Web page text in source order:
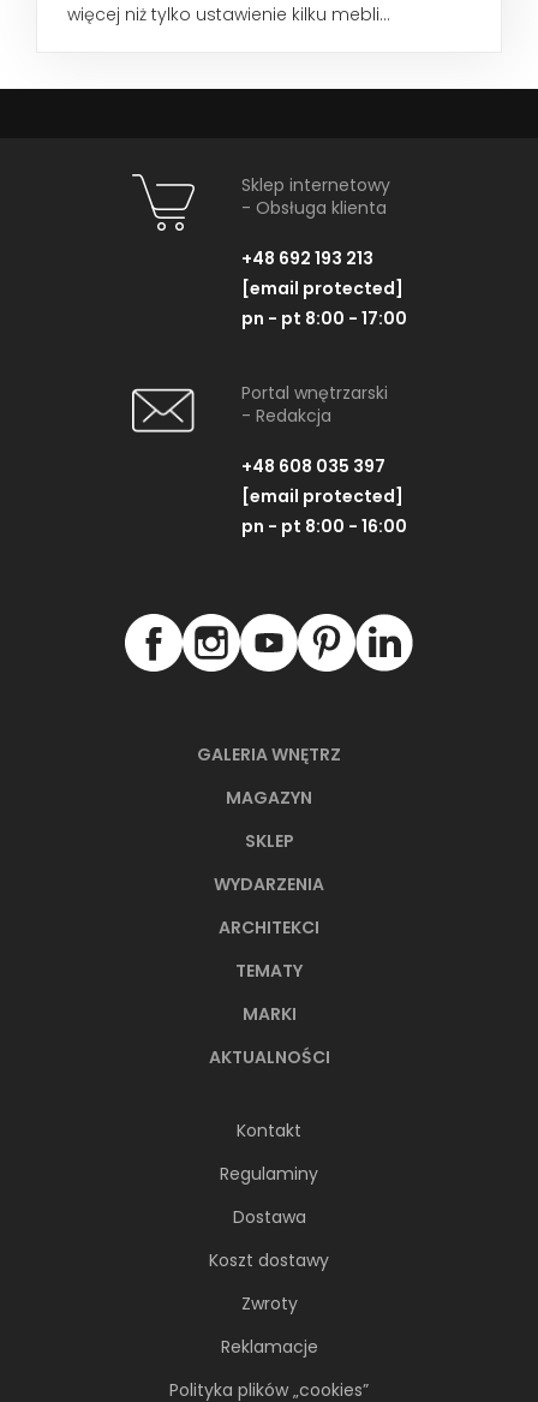
więcej niż tylko ustawienie kilku mebli...
GALERIA WNĘTRZ
MAGAZYN
SKLEP
WYDARZENIA
ARCHITEKCI
TEMATY
MARKI
AKTUALNOŚCI
Kontakt
Regulaminy
Dostawa
Koszt dostawy
Zwroty
Reklamacje
Polityka plików „cookies”
Sklep internetowy
- Obsługa klienta
+48 692 193 213
[email protected]
pn - pt 8:00 - 17:00
Portal wnętrzarski
- Redakcja
+48 608 035 397
[email protected]
pn - pt 8:00 - 16:00